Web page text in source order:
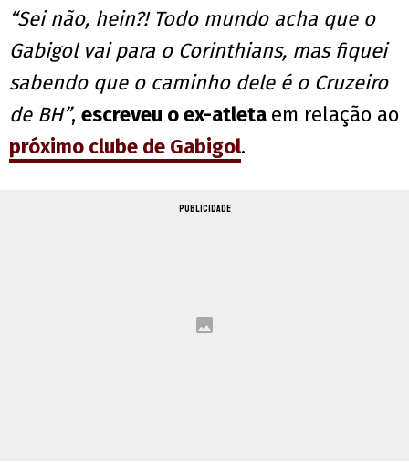
“Sei não, hein?! Todo mundo acha que o
Gabigol vai para o Corinthians, mas fiquei
sabendo que o caminho dele é o Cruzeiro
de BH”, escreveu o ex-atleta em relação ao
próximo clube de Gabigol.
PUBLICIDADE